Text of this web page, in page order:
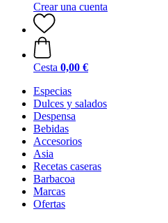
Crear una cuenta
Cesta 0,00 €
Especias
Dulces y salados
Despensa
Bebidas
Accesorios
Asia
Recetas caseras
Barbacoa
Marcas
Ofertas